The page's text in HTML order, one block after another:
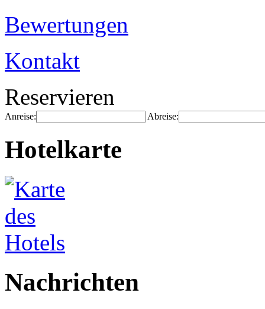
Bewertungen
Kontakt
Reservieren
Anreise: Abreise:
Hotelkarte
Nachrichten